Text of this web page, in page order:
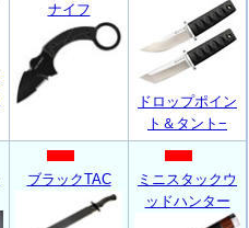
ナイフ
ドロップポイン
ト＆タント−
ブラックTAC
ミニスタックウ
ッドハンター